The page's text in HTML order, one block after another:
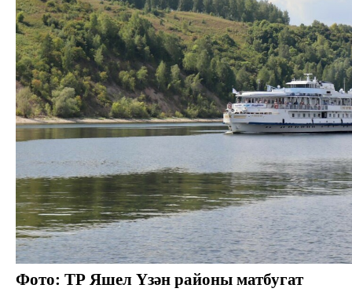
Фото: ТР Яшел Үзән районы матбугат